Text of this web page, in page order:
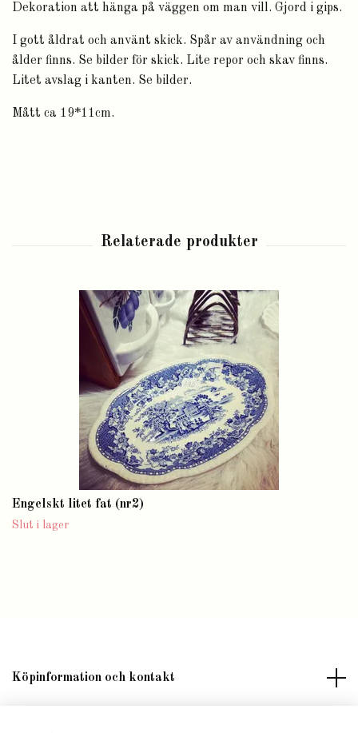
Dekoration att hänga på väggen om man vill. Gjord i gips.
I gott åldrat och använt skick. Spår av användning och
ålder finns. Se bilder för skick. Lite repor och skav finns.
Litet avslag i kanten. Se bilder.
Mått ca 19*11cm.
Engelskt litet fat (nr2)
Slut i lager
Köpinformation och kontakt